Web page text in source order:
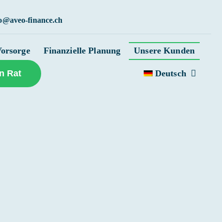
finance.ch
Finanzielle Planung Unsere Kunden
Rat Deutsch